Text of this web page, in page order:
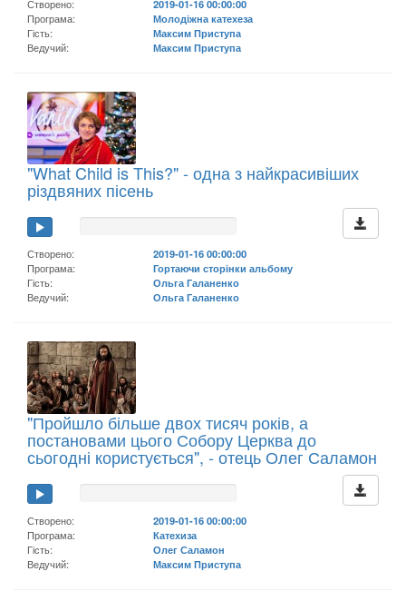
Створено:
2019-01-16 00:00:00
Програма:
Молодіжна катехеза
Гість:
Максим Приступа
Ведучий:
Максим Приступа
"What Child is This?" - одна з найкрасивіших
різдвяних пісень
Створено:
2019-01-16 00:00:00
Програма:
Гортаючи сторінки альбому
Гість:
Ольга Галаненко
Ведучий:
Ольга Галаненко
"Пройшло більше двох тисяч років, а
постановами цього Собору Церква до
сьогодні користується", - отець Олег Саламон
Створено:
2019-01-16 00:00:00
Програма:
Катехиза
Гість:
Олег Саламон
Ведучий:
Максим Приступа